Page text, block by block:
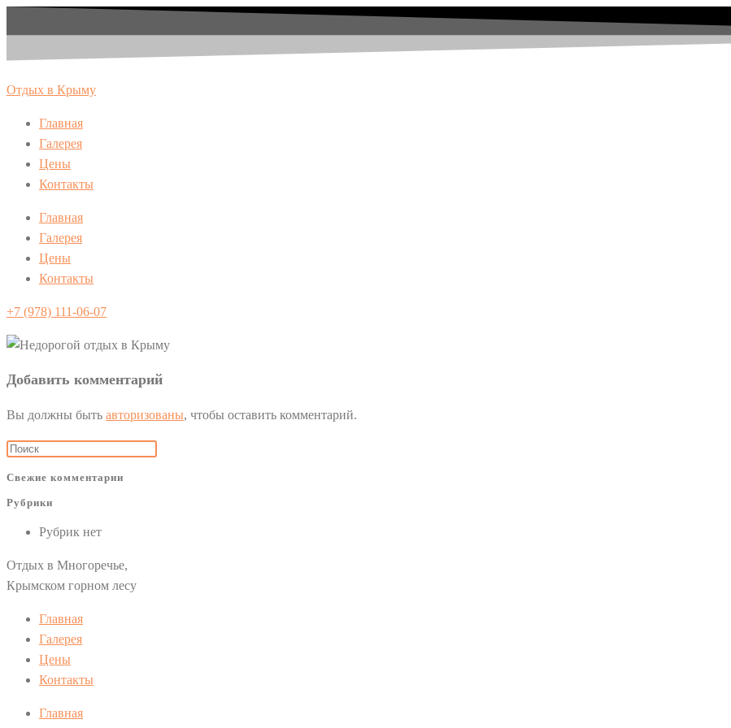
к
содержимому
Отдых в Крыму
Главная
Галерея
Цены
Контакты
Главная
Галерея
Цены
Контакты
+7 (978) 111-06-07
Добавить комментарий
Вы должны быть авторизованы, чтобы оставить комментарий.
Свежие комментарии
Рубрики
Рубрик нет
Отдых в Многоречье,
Крымском горном лесу
Главная
Галерея
Цены
Контакты
Главная